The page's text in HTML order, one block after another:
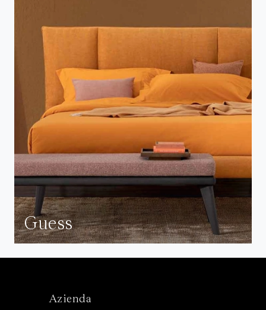
Guess
Azienda